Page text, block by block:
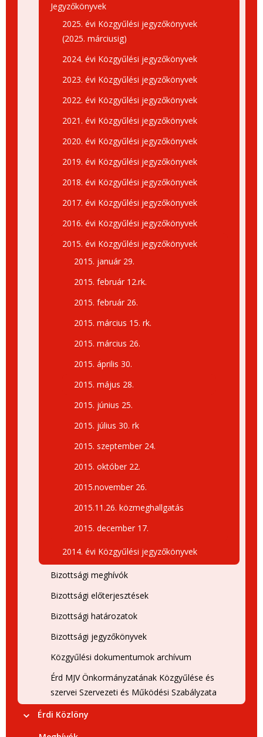
Jegyzőkönyvek
2025. évi Közgyűlési jegyzőkönyvek
(2025. márciusig)
2024. évi Közgyűlési jegyzőkönyvek
2023. évi Közgyűlési jegyzőkönyvek
2022. évi Közgyűlési jegyzőkönyvek
2021. évi Közgyűlési jegyzőkönyvek
2020. évi Közgyűlési jegyzőkönyvek
2019. évi Közgyűlési jegyzőkönyvek
2018. évi Közgyűlési jegyzőkönyvek
2017. évi Közgyűlési jegyzőkönyvek
2016. évi Közgyűlési jegyzőkönyvek
2015. évi Közgyűlési jegyzőkönyvek
2015. január 29.
2015. február 12.rk.
2015. február 26.
2015. március 15. rk.
2015. március 26.
2015. április 30.
2015. május 28.
2015. június 25.
2015. július 30. rk
2015. szeptember 24.
2015. október 22.
2015.november 26.
2015.11.26. közmeghallgatás
2015. december 17.
2014. évi Közgyűlési jegyzőkönyvek
Bizottsági meghívók
Bizottsági előterjesztések
Bizottsági határozatok
Bizottsági jegyzőkönyvek
Közgyűlési dokumentumok archívum
Érd MJV Önkormányzatának Közgyűlése és
szervei Szervezeti és Működési Szabályzata
Érdi Közlöny